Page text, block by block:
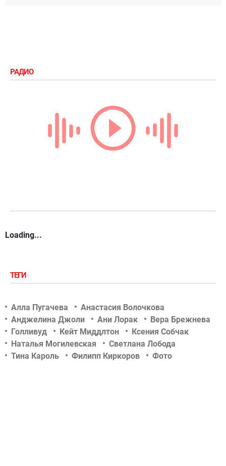
РАДИО
Loading...
ТЕГИ
Алла Пугачева
Анастасия Волочкова
Анджелина Джоли
Ани Лорак
Вера Брежнева
Голливуд
Кейт Миддлтон
Ксения Собчак
Наталья Могилевская
Светлана Лобода
Тина Кароль
Филипп Киркоров
Фото